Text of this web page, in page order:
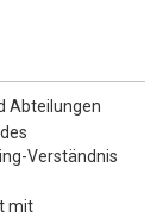
Abteilungen
Verständnis
mit